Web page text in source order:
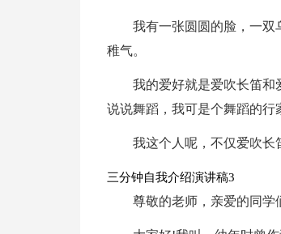
我有一张圆圆的脸，一双
稚气。
我的爱好就是爱吹长笛和
说说舞蹈，我可是个舞蹈的行
我这个人呢，不仅爱吹长
三分钟自我介绍演讲稿3
尊敬的老师，亲爱的同学